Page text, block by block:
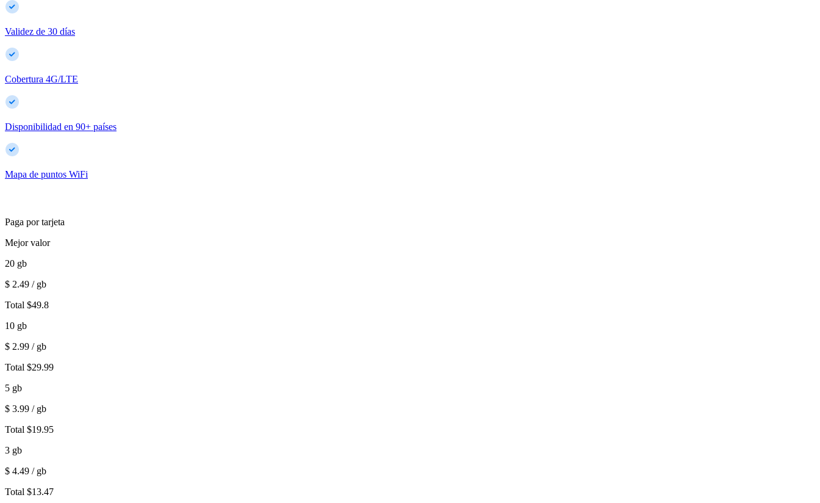
Validez de 30 días
Cobertura 4G/LTE
Disponibilidad en 90+ países
Mapa de puntos WiFi
Paga por tarjeta
Mejor valor
20 gb
$ 2.49 / gb
Total $49.8
10 gb
$ 2.99 / gb
Total $29.99
5 gb
$ 3.99 / gb
Total $19.95
3 gb
$ 4.49 / gb
Total $13.47